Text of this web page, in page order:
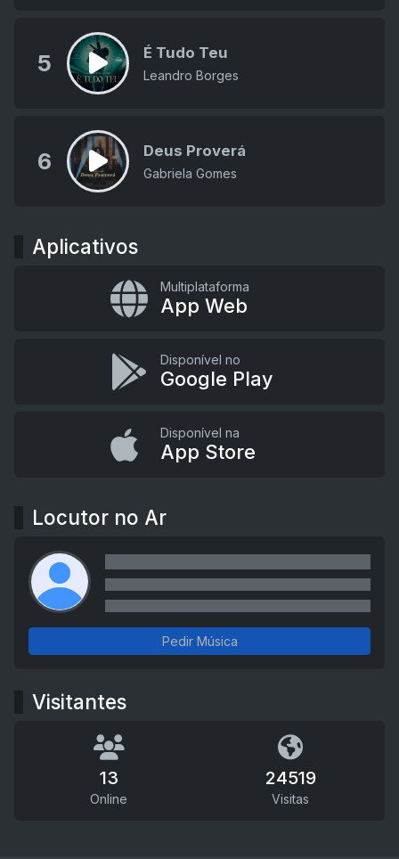
5 É Tudo Teu
Leandro Borges
6 Deus Proverá
Gabriela Gomes
Aplicativos
Multiplataforma
App Web
Disponível no
Google Play
Disponível na
App Store
Locutor no Ar
Pedir Música
Visitantes
13
Online
24519
Visitas